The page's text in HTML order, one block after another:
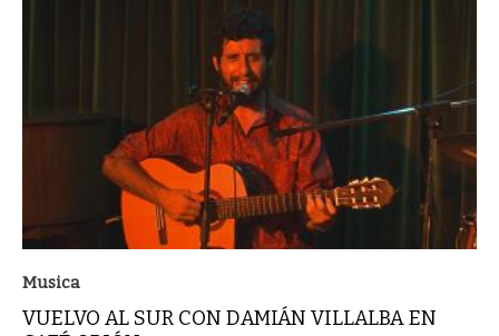
Musica
VUELVO AL SUR CON DAMIÁN VILLALBA EN